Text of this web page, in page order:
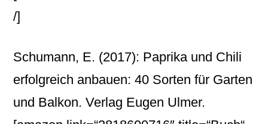
/]
Schumann, E. (2017): Paprika und Chili
erfolgreich anbauen: 40 Sorten für Garten
und Balkon. Verlag Eugen Ulmer.